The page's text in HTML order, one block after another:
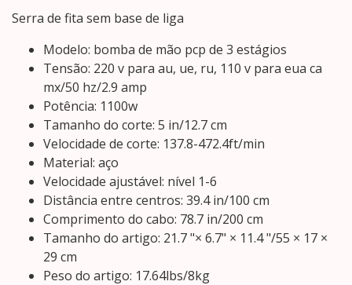
Serra de fita sem base de liga
Modelo: bomba de mão pcp de 3 estágios
Tensão: 220 v para au, ue, ru, 110 v para eua ca
mx/50 hz/2.9 amp
Potência: 1100w
Tamanho do corte: 5 in/12.7 cm
Velocidade de corte: 137.8-472.4ft/min
Material: aço
Velocidade ajustável: nível 1-6
Distância entre centros: 39.4 in/100 cm
Comprimento do cabo: 78.7 in/200 cm
Tamanho do artigo: 21.7 "× 6.7" × 11.4 "/55 × 17 ×
29 cm
Peso do artigo: 17.64lbs/8kg